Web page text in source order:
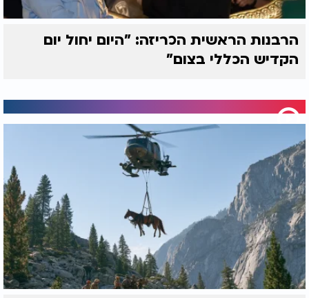
הרבנות הראשית הכריזה: "היום יחול יום
הקדיש הכללי בצום"